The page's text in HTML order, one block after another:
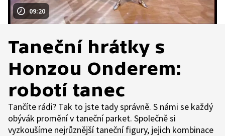
09:20
Taneční hrátky s
Honzou Onderem:
robotí tanec
Tančíte rádi? Tak to jste tady správně. S námi se každý
obývák promění v taneční parket. Společně si
vyzkoušíme nejrůznější taneční figury, jejich kombinace